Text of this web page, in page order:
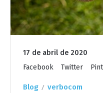
17 de abril de 2020
Facebook
Twitter
Blog verbocom